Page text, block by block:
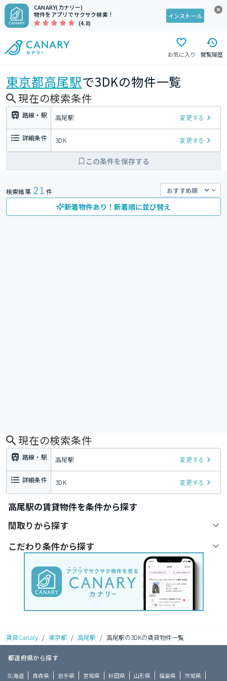
CANARY(カナリー)
物件をアプリでサクサク検索！
(4.8)
インストール
お気に入り 閲覧履歴
東京都高尾駅で3DKの物件一覧
現在の検索条件
路線・駅 高尾駅 変更する
詳細条件 3DK 変更する
この条件を保存する
検索結果 21 件
新着物件あり！新着順に並び替え
現在の検索条件
路線・駅 高尾駅 変更する
詳細条件 3DK 変更する
高尾駅の賃貸物件を条件から探す
間取りから探す
こだわり条件から探す
賃貸Canary / 東京都 / 高尾駅 / 高尾駅の3DKの賃貸物件一覧
都道府県から探す
北海道 青森県 岩手県 宮城県 秋田県 山形県 福島県 茨城県